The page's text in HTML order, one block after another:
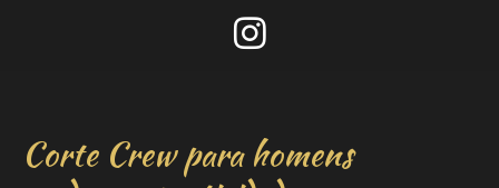
Corte Crew para homens